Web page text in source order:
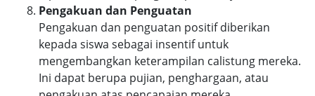
Pengakuan dan Penguatan
Pengakuan dan penguatan positif diberikan
kepada siswa sebagai insentif untuk
mengembangkan keterampilan calistung mereka.
Ini dapat berupa pujian, penghargaan, atau